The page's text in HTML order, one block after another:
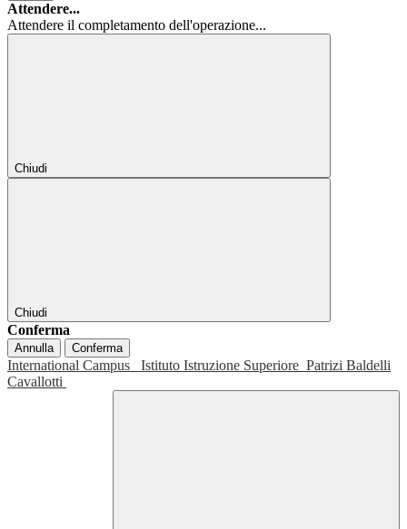
Attendere...
Attendere il completamento dell'operazione...
Chiudi
Chiudi
Conferma
Annulla Conferma
International Campus Istituto Istruzione Superiore Patrizi Baldelli
Cavallotti